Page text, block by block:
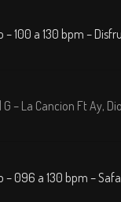
– 100 a 130 bpm –
– La Cancion Ft Ay,
– 096 a 130 bpm –